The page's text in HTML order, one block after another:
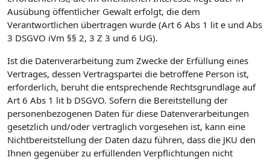
Ausübung öffentlicher Gewalt erfolgt, die dem
Verantwortlichen übertragen wurde (Art 6 Abs 1 lit e und Abs
3 DSGVO iVm §§ 2, 3 Z 3 und 6 UG).
Ist die Datenverarbeitung zum Zwecke der Erfüllung eines
Vertrages, dessen Vertragspartei die betroffene Person ist,
erforderlich, beruht die entsprechende Rechtsgrundlage auf
Art 6 Abs 1 lit b DSGVO. Sofern die Bereitstellung der
personenbezogenen Daten für diese Datenverarbeitungen
gesetzlich und/oder vertraglich vorgesehen ist, kann eine
Nichtbereitstellung der Daten dazu führen, dass die JKU den
Ihnen gegenüber zu erfüllenden Verpflichtungen nicht